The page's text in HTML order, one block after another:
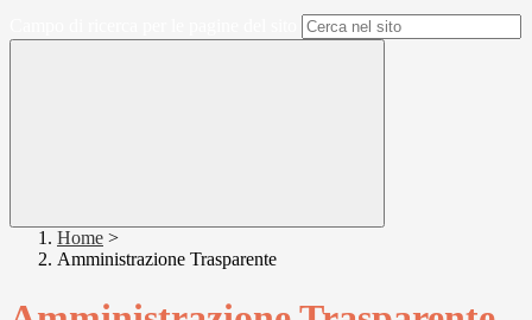
Home >
Amministrazione Trasparente